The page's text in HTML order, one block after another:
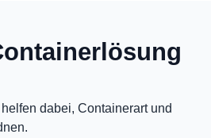
dabei, Containerart und